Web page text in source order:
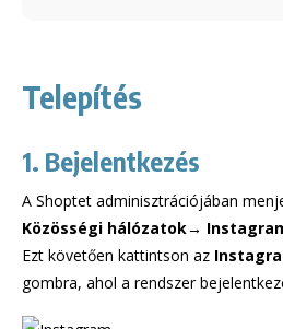
Telepítés
1. Bejelentkezés
A Shoptet adminisztrációjában
Közösségi hálózatok→
Ezt követően kattintson az
gombra, ahol a rendszer